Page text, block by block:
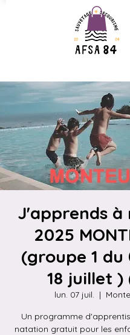
J'apprends à
2025
(groupe 1 du
18 juillet )
lun. 07 juil.
  |
Un programme
natation gratuit pour les